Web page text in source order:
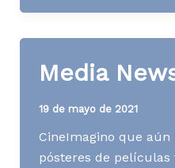
S24
Media
19 de mayo de 2021
CineImagino que
pósteres de